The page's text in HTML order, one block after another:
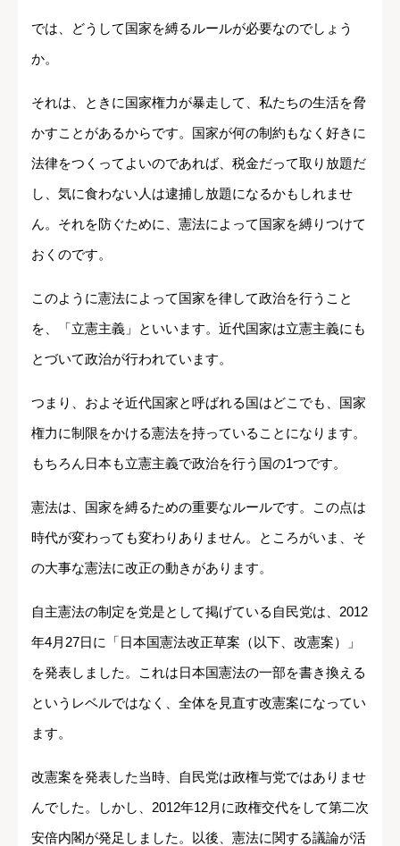
では、どうして国家を縛るルールが必要なのでしょう
か。
それは、ときに国家権力が暴走して、私たちの生活を脅
かすことがあるからです。国家が何の制約もなく好きに
法律をつくってよいのであれば、税金だって取り放題だ
し、気に食わない人は逮捕し放題になるかもしれませ
ん。それを防ぐために、憲法によって国家を縛りつけて
おくのです。
このように憲法によって国家を律して政治を行うこと
を、「立憲主義」といいます。近代国家は立憲主義にも
とづいて政治が行われています。
つまり、およそ近代国家と呼ばれる国はどこでも、国家
権力に制限をかける憲法を持っていることになります。
もちろん日本も立憲主義で政治を行う国の1つです。
憲法は、国家を縛るための重要なルールです。この点は
時代が変わっても変わりありません。ところがいま、そ
の大事な憲法に改正の動きがあります。
自主憲法の制定を党是として掲げている自民党は、2012
年4月27日に「日本国憲法改正草案（以下、改憲案）」
を発表しました。これは日本国憲法の一部を書き換える
というレベルではなく、全体を見直す改憲案になってい
ます。
改憲案を発表した当時、自民党は政権与党ではありませ
んでした。しかし、2012年12月に政権交代をして第二次
安倍内閣が発足しました。以後、憲法に関する議論が活